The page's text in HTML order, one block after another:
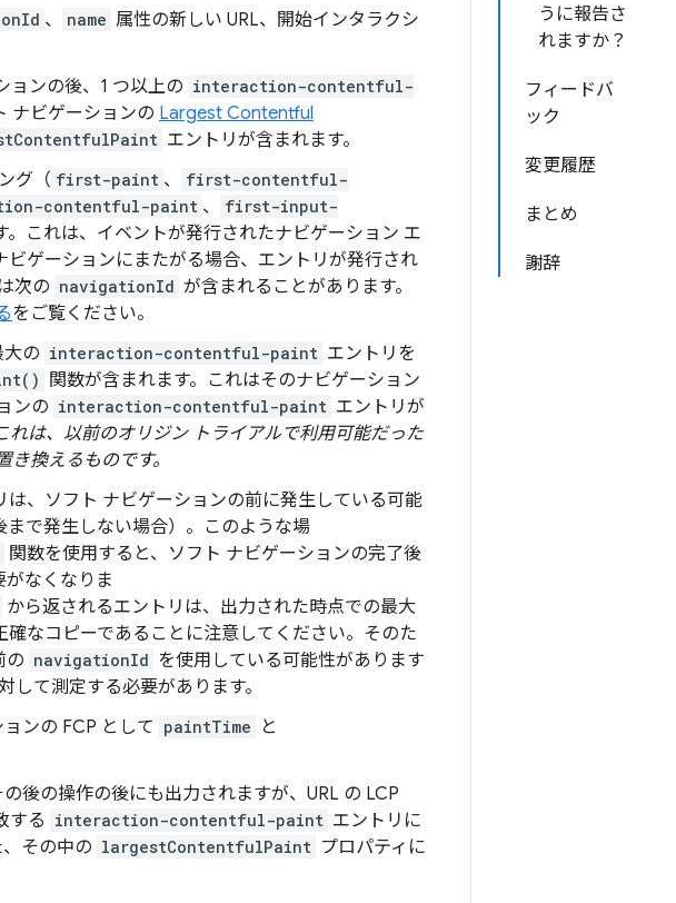
うに報告さ
れますか？
フィードバ
ック
変更履歴
まとめ
謝辞
、 name 属性の新しい URL、開始インタラクシ
ョンの後、1 つ以上の interaction-contentful-
ナビゲーションの Largest Contentful
エントリが含まれます。
グ（ first-paint 、
first-contentful-
contentful-paint 、
first-input-
。これは、イベントが発行されたナビゲーション エ
ゲーションにまたがる場合、エントリが発行され
次の navigationId が含まれることがあります。
をご覧ください。
の interaction-contentful-paint エントリを
関数が含まれます。これはそのナビゲーション
ンの interaction-contentful-paint エントリが
れは、以前のオリジン トライアルで利用可能だった
き換えるものです。
は、ソフト ナビゲーションの前に発生している可能
で発生しない場合）。このような場
関数を使用すると、ソフト ナビゲーションの完了後
なくなりま
から返されるエントリは、出力された時点での最大
確なコピーであることに注意してください。そのた
の navigationId を使用している可能性があります
して測定する必要があります。
ンの FCP として paintTime と
後の操作の後にも出力されますが、URL の LCP
する interaction-contentful-paint エントリに
その中の largestContentfulPaint プロパティに